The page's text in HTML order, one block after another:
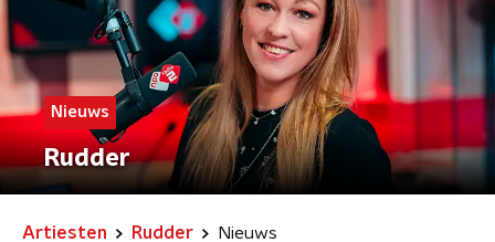
Nieuws
Rudder
Artiesten Rudder Nieuws